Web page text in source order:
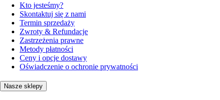
Kto jesteśmy?
Skontaktuj się z nami
Termin sprzedaży
Zwroty & Refundacje
Zastrzeżenia prawne
Metody płatności
Ceny i opcje dostawy
Oświadczenie o ochronie prywatności
Nasze sklepy